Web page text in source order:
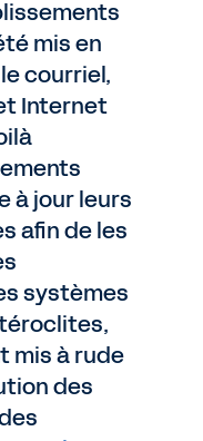
mis en
courriel,
Internet
à jour leurs
afin de les
systèmes
mis à rude
des